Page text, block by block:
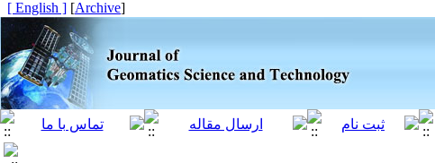
[
Archive
]
[ English ]